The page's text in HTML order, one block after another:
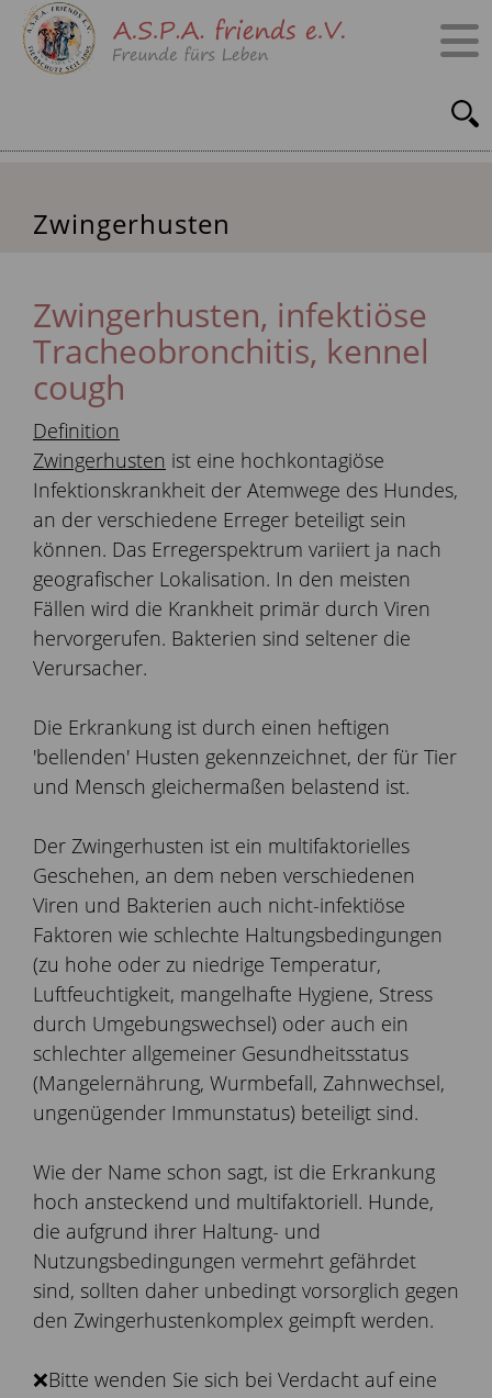
Zwingerhusten
Zwingerhusten, infektiöse
Tracheobronchitis, kennel
cough
Definition
Zwingerhusten ist eine hochkontagiöse
Infektionskrankheit der Atemwege des Hundes,
an der verschiedene Erreger beteiligt sein
können. Das Erregerspektrum variiert ja nach
geografischer Lokalisation. In den meisten
Fällen wird die Krankheit primär durch Viren
hervorgerufen. Bakterien sind seltener die
Verursacher.
Die Erkrankung ist durch einen heftigen
'bellenden' Husten gekennzeichnet, der für Tier
und Mensch gleichermaßen belastend ist.
Der Zwingerhusten ist ein multifaktorielles
Geschehen, an dem neben verschiedenen
Viren und Bakterien auch nicht-infektiöse
Faktoren wie schlechte Haltungsbedingungen
(zu hohe oder zu niedrige Temperatur,
Luftfeuchtigkeit, mangelhafte Hygiene, Stress
durch Umgebungswechsel) oder auch ein
schlechter allgemeiner Gesundheitsstatus
(Mangelernährung, Wurmbefall, Zahnwechsel,
ungenügender Immunstatus) beteiligt sind.
Wie der Name schon sagt, ist die Erkrankung
hoch ansteckend und multifaktoriell. Hunde,
die aufgrund ihrer Haltung- und
Nutzungsbedingungen vermehrt gefährdet
sind, sollten daher unbedingt vorsorglich gegen
den Zwingerhustenkomplex geimpft werden.
❌Bitte wenden Sie sich bei Verdacht auf eine